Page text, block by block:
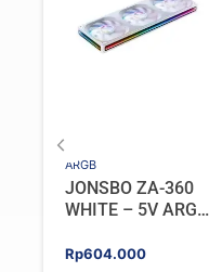
ARGB
JONSBO ZA-360
WHITE – 5V ARGB
Rp604.000